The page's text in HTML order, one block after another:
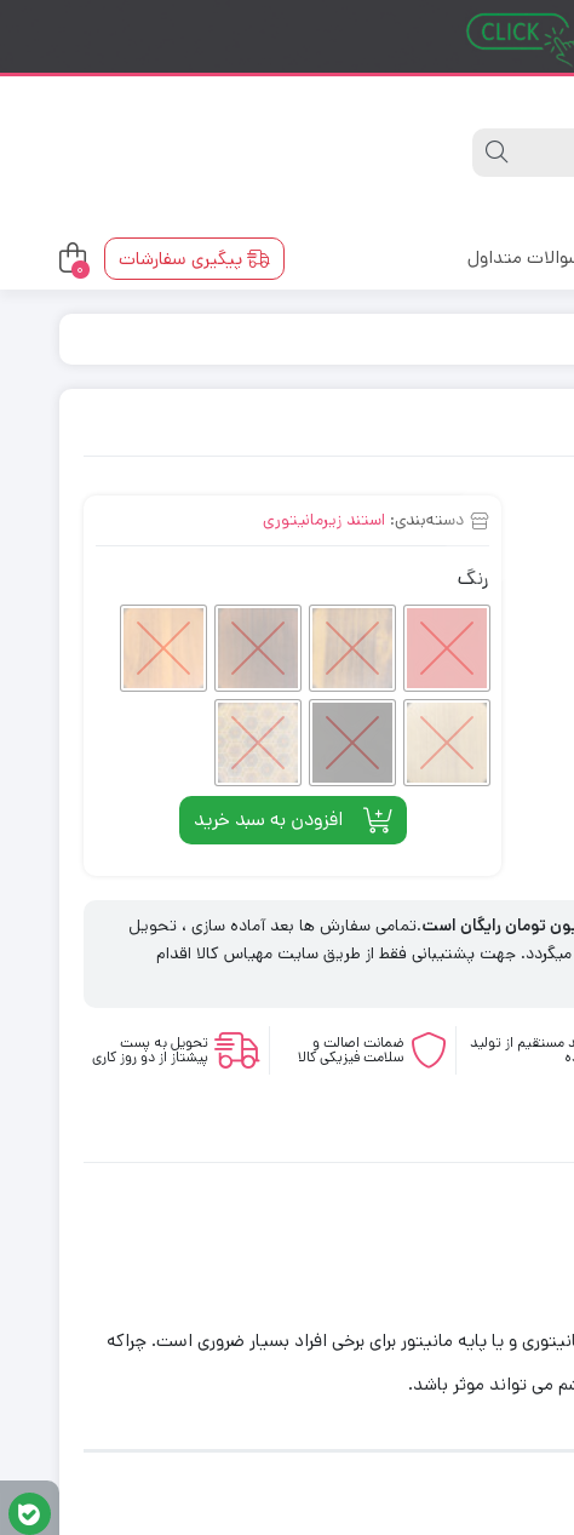
متداول پیگیری سفارشات 0
دسته‌بندی: استند زیرمانیتوری
رنگ
افزودن به سبد خرید
.تمامی سفارش ها بعد آماده سازی ، تحویل
جهت پشتیبانی فقط از طریق سایت مهیاس کالا اقدام
مستقیم از تولید ضمانت اصالت و
سلامت فیزیکی کالا
تحویل به پست
پیشتاز از دو روز کاری
مانیتوری و یا پایه مانیتور برای برخی افراد بسیار ضروری است. چراکه
می تواند موثر باشد.